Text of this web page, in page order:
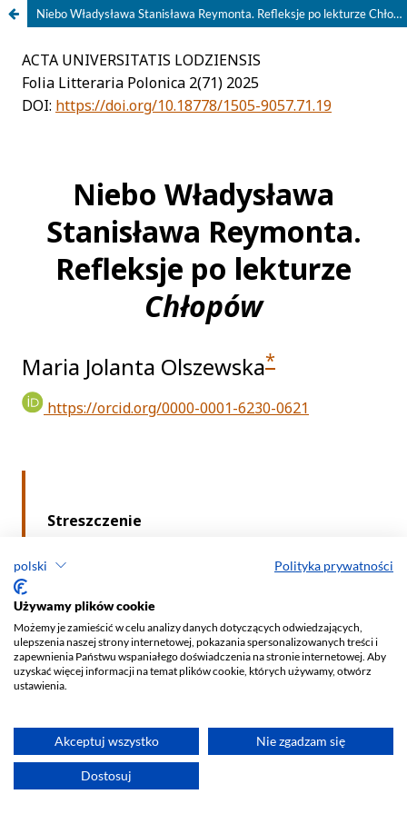
polski Polityka prywatności
Używamy plików cookie
Możemy je zamieścić w celu analizy danych dotyczących odwiedzających,
ulepszenia naszej strony internetowej, pokazania spersonalizowanych treści i
zapewnienia Państwu wspaniałego doświadczenia na stronie internetowej. Aby
uzyskać więcej informacji na temat plików cookie, których używamy, otwórz
ustawienia.
Akceptuj wszystko Nie zgadzam się
Dostosuj
Niebo Władysława Stanisława Reymonta. Refleksje po lekturze Chłopów